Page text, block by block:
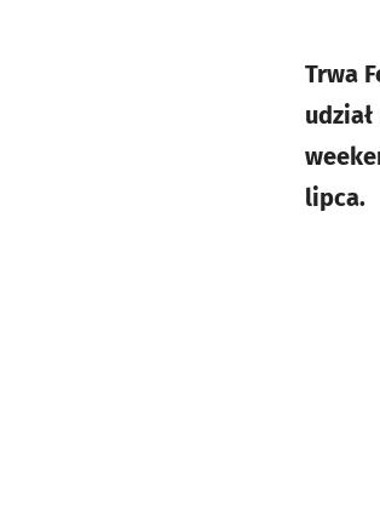
Trwa
lipca.